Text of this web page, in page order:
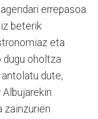
errepasoa
beterik
eta
dugu oholtza
dute,
zainzurien